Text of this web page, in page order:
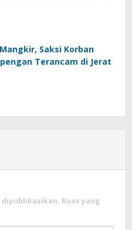
Saksi Korban
Terancam di Jerat
dipublikasikan. Ruas yang